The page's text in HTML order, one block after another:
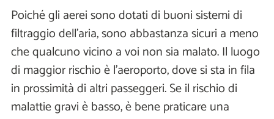
Poiché gli aerei sono dotati di buoni sistemi di
filtraggio dell'aria, sono abbastanza sicuri a meno
che qualcuno vicino a voi non sia malato. Il luogo
di maggior rischio è l'aeroporto, dove si sta in fila
in prossimità di altri passeggeri. Se il rischio di
malattie gravi è basso, è bene praticare una